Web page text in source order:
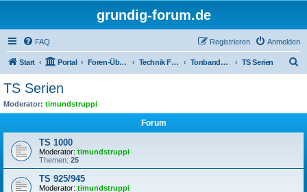
grundig-forum.de
FAQ Anmelden
Registrieren
Start Portal Foren-Übersicht Technik Foren Tonbandgeräte TS Serien
TS Serien
Moderator: timundstruppi
Forum
TS 1000
Moderator: timundstruppi
Themen: 25
TS 925/945
Moderator: timundstruppi